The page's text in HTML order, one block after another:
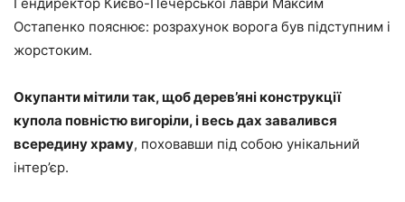
Остапенко пояснює: розрахунок ворога був підступним і
жорстоким.
Окупанти мітили так, щоб дерев’яні конструкції
купола повністю вигоріли, і весь дах завалився
всередину храму, поховавши під собою унікальний
інтер’єр.